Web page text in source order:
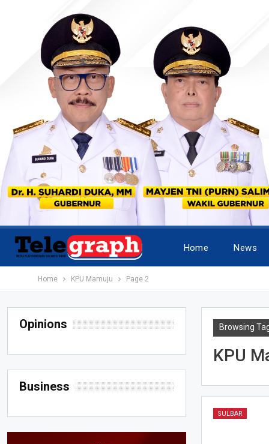
Home News
Home KPU Mamuju Page 2
Browsing
KPU
SULBAR
Opinions
Business